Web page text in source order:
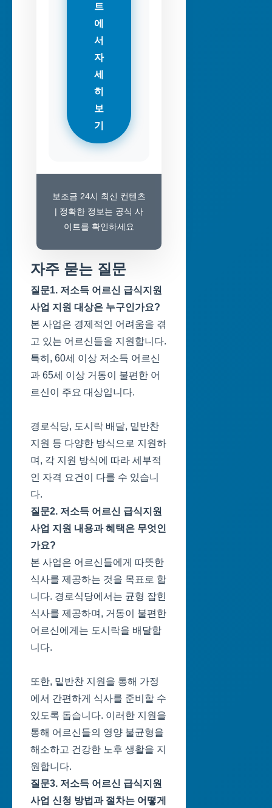
트
에
서
자
세
히
보
기
보조금 24시 최신 컨텐츠
| 정확한 정보는 공식 사
이트를 확인하세요
자주 묻는 질문
질문1. 저소득 어르신 급식지원
사업 지원 대상은 누구인가요?
본 사업은 경제적인 어려움을 겪
고 있는 어르신들을 지원합니다.
특히, 60세 이상 저소득 어르신
과 65세 이상 거동이 불편한 어
르신이 주요 대상입니다.
경로식당, 도시락 배달, 밑반찬
지원 등 다양한 방식으로 지원하
며, 각 지원 방식에 따라 세부적
인 자격 요건이 다를 수 있습니
다.
질문2. 저소득 어르신 급식지원
사업 지원 내용과 혜택은 무엇인
가요?
본 사업은 어르신들에게 따뜻한
식사를 제공하는 것을 목표로 합
니다. 경로식당에서는 균형 잡힌
식사를 제공하며, 거동이 불편한
어르신에게는 도시락을 배달합
니다.
또한, 밑반찬 지원을 통해 가정
에서 간편하게 식사를 준비할 수
있도록 돕습니다. 이러한 지원을
통해 어르신들의 영양 불균형을
해소하고 건강한 노후 생활을 지
원합니다.
질문3. 저소득 어르신 급식지원
사업 신청 방법과 절차는 어떻게